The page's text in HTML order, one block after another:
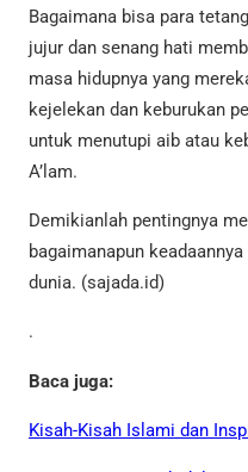
Bagaimana bisa para
jujur dan senang hati
masa hidupnya yang
kejelekan dan keburukan
untuk menutupi aib atau
A’lam.
Demikianlah pentingnya
bagaimanapun
dunia. (sajada.id)
.
Baca juga:
Kisah-Kisah Islami dan